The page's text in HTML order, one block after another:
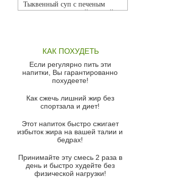
Тыквенный суп с печеным
чесноком и томатной сальсой
красного перца
Парижский луковый суп
Суп из спаржи и горошка с
Суп-крем из цветной капусты
Французский луковый суп
Суп из баклажанов с моцареллой
Грибной крем-суп с кростини с
козьим сыром
КАК ПОХУДЕТЬ
Если регулярно пить эти
напитки, Вы гарантированно
похудеете!
Как сжечь лишний жир без
спортзала и диет!
Этот напиток быстро сжигает
избыток жира на вашей талии и
бедрах!
Принимайте эту смесь 2 раза в
день и быстро худейте без
физической нагрузки!